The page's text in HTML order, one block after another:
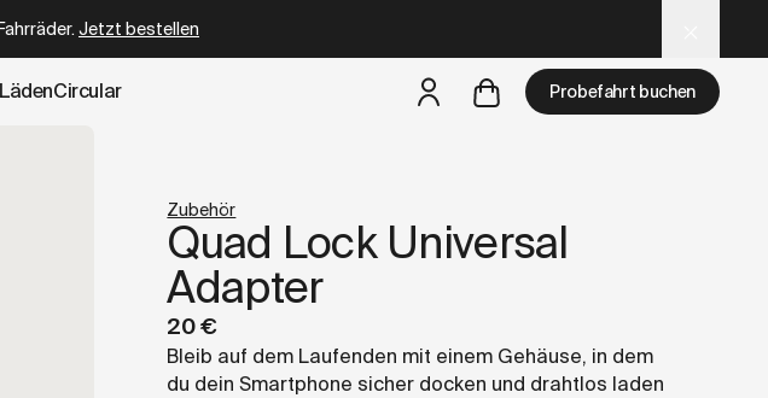
Jetzt bestellen
LädenCircular Probefahrt buchen
aber eine Probefahrt ist in deiner Nähe verfügbar
Quad Lock Universal
Adapter
20 €
Bleib auf dem Laufenden mit einem Gehäuse, in dem
du dein Smartphone sicher docken und drahtlos laden
Zubehör